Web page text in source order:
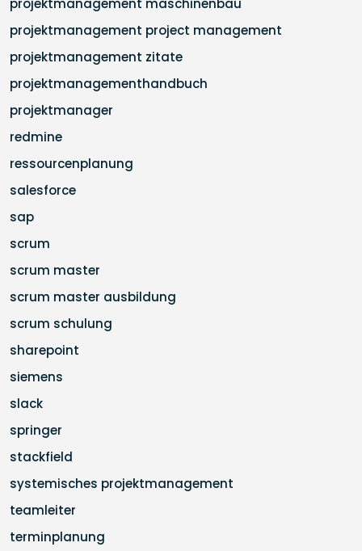
projektmanagement maschinenbau
projektmanagement project management
projektmanagement zitate
projektmanagementhandbuch
projektmanager
redmine
ressourcenplanung
salesforce
sap
scrum
scrum master
scrum master ausbildung
scrum schulung
sharepoint
siemens
slack
springer
stackfield
systemisches projektmanagement
teamleiter
terminplanung